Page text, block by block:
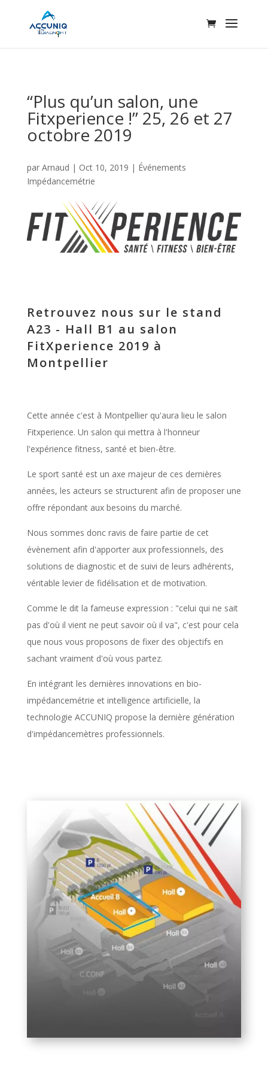
“Plus qu’un salon, une
Fitxperience !” 25, 26 et 27
octobre 2019
par Arnaud | Oct 10, 2019 | Événements
Impédancemétrie
Retrouvez nous sur le stand
A23 - Hall B1 au salon
FitXperience 2019 à
Montpellier
Cette année c'est à Montpellier qu'aura lieu le salon
Fitxperience. Un salon qui mettra à l'honneur
l'expérience fitness, santé et bien-être.
Le sport santé est un axe majeur de ces dernières
années, les acteurs se structurent afin de proposer une
offre répondant aux besoins du marché.
Nous sommes donc ravis de faire partie de cet
évènement afin d'apporter aux professionnels, des
solutions de diagnostic et de suivi de leurs adhérents,
véritable levier de fidélisation et de motivation.
Comme le dit la fameuse expression : "celui qui ne sait
pas d'où il vient ne peut savoir où il va", c'est pour cela
que nous vous proposons de fixer des objectifs en
sachant vraiment d'où vous partez.
En intégrant les dernières innovations en bio-
impédancemétrie et intelligence artificielle, la
technologie ACCUNIQ propose la dernière génération
d'impédancemètres professionnels.